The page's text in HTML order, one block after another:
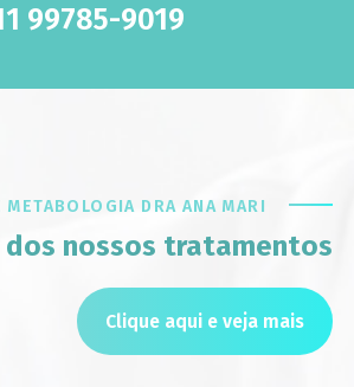
99785-9019
DRA ANA MARI
dos nossos tratamentos
Clique aqui e veja mais